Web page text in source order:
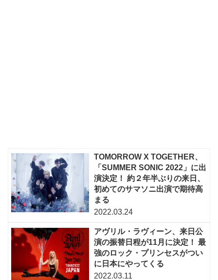
TOMORROW X TOGETHER、
「SUMMER SONIC 2022」に出
演決定！ 約２年半ぶりの来日、
初めてのサマソニ出演で期待高
まる
2022.03.24
アヴリル・ラヴィーン、来日公
演の振替日程が11月に決定！ 最
強のロック・プリンセスがつい
に日本にやってくる
2022.03.11